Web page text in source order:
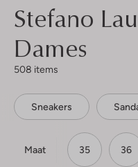
Stefano
Dames
508 items
Sneakers
Maat 35 36